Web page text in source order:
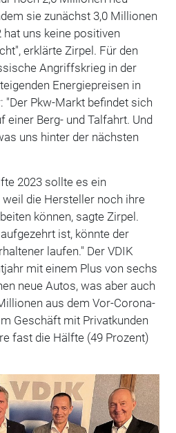
sie zunächst 3,0 Millionen
hat uns keine positiven
erklärte Zirpel. Für den
Angriffskrieg in der
Energiepreisen in
"Der Pkw-Markt befindet sich
einer Berg- und Talfahrt. Und
uns hinter der nächsten
2023 sollte es ein
die Hersteller noch ihre
können, sagte Zirpel.
ist, könnte der
laufen." Der VDIK
mit einem Plus von sechs
neue Autos, was aber auch
aus dem Vor-Corona-
Geschäft mit Privatkunden
fast die Hälfte (49 Prozent)